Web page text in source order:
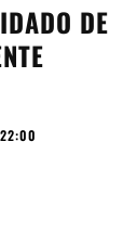
DE